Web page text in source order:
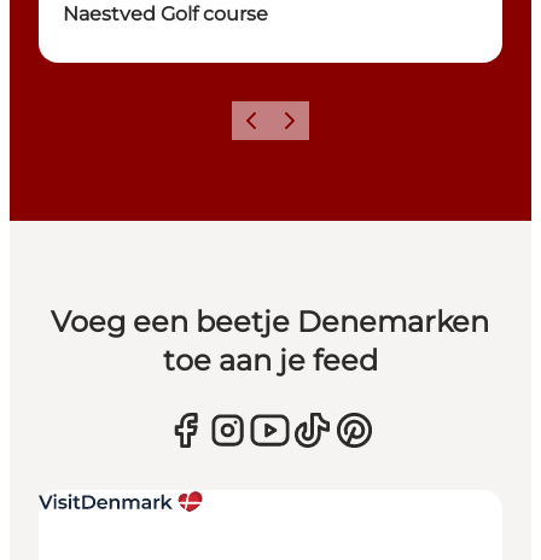
Naestved Golf course
Vorige Volgende
Voeg een beetje Denemarken
toe aan je feed